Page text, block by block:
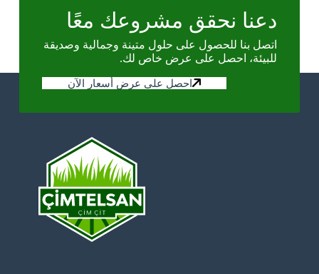
دعنا نحقق مشروعك معًا
اتصل بنا للحصول على حلول متينة وجمالية وصديقة
للبيئة، احصل على عرض خاص لك.
احصل على عرض أسعار الآن